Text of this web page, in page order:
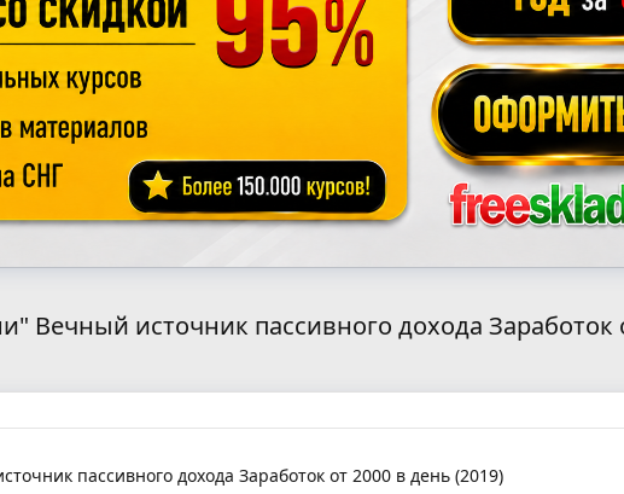
Вечный источник пассивного дохода Заработок
пассивного дохода Заработок от 2000 в день (2019)